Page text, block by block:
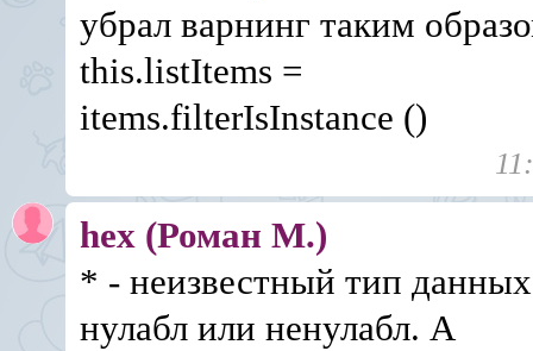
убрал варнинг таким
this.listItems =
items.filterIsInstance ()
hex (Роман М.)
* - неизвестный тип
нулабл или ненулабл. А